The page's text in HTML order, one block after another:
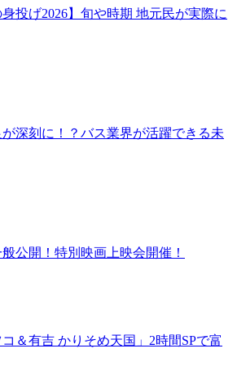
身投げ2026】旬や時期 地元民が実際に
深刻に！？バス業界が活躍できる未
公開！特別映画上映会開催！
＆有吉 かりそめ天国」2時間SPで富